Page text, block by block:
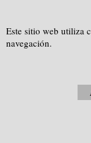
e-
Este sitio web utiliza
navegación.